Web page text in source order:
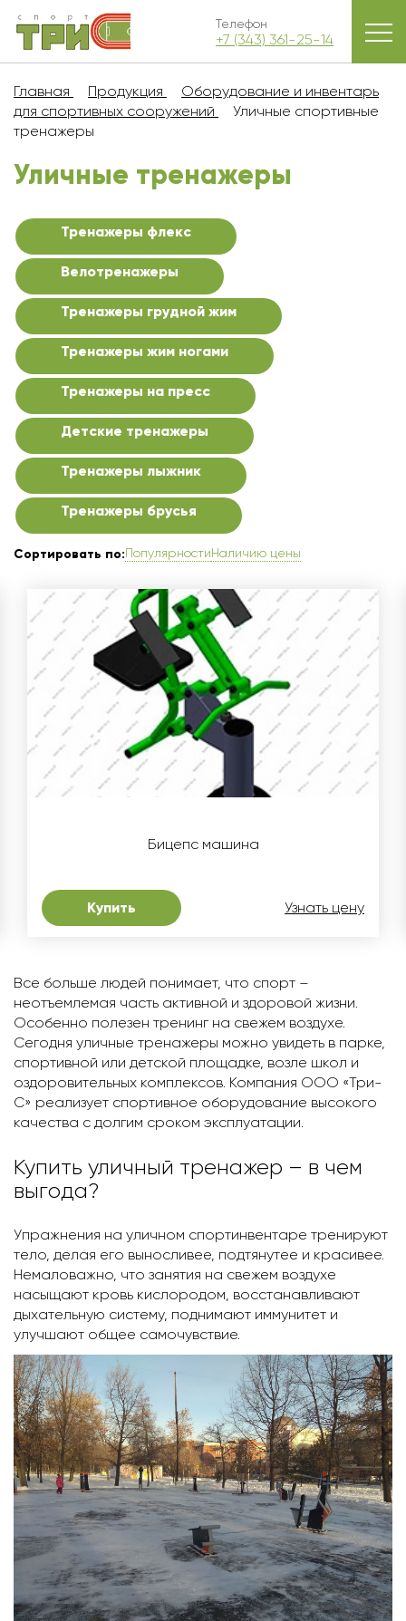
Телефон
+7 (343) 361-25-14
Главная Продукция
Оборудование и инвентарь
для спортивных сооружений
Уличные спортивные
тренажеры
Уличные тренажеры
Тренажеры флекс
Велотренажеры
Тренажеры грудной жим
Тренажеры жим ногами
Тренажеры на пресс
Детские тренажеры
Тренажеры лыжник
Тренажеры брусья
Сортировать по:ПопулярностиНаличию цены
Бицепс машина
Купить Узнать цену
Все больше людей понимает, что спорт –
неотъемлемая часть активной и здоровой жизни.
Особенно полезен тренинг на свежем воздухе.
Сегодня уличные тренажеры можно увидеть в парке,
спортивной или детской площадке, возле школ и
оздоровительных комплексов. Компания ООО «Три-
С» реализует спортивное оборудование высокого
качества с долгим сроком эксплуатации.
Купить уличный тренажер – в чем
выгода?
Упражнения на уличном спортинвентаре тренируют
тело, делая его выносливее, подтянутее и красивее.
Немаловажно, что занятия на свежем воздухе
насыщают кровь кислородом, восстанавливают
дыхательную систему, поднимают иммунитет и
улучшают общее самочувствие.